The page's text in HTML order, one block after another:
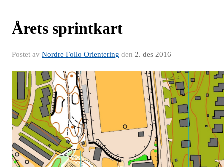
Årets sprintkart
Postet av Nordre Follo Orientering den 2. des 2016